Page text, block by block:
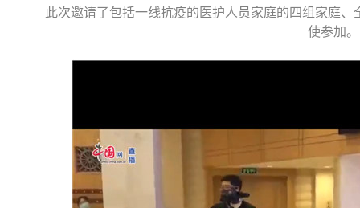
此次邀请了包括一线抗疫的医护人员家庭的四组家庭
使参加。